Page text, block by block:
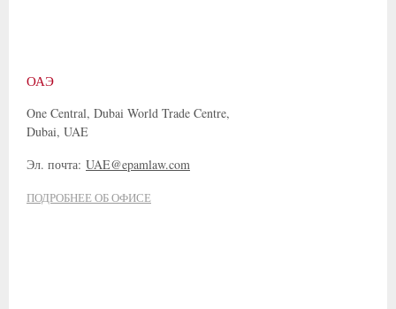
ОАЭ
One Central, Dubai World Trade Centre,
Dubai, UAE
Эл. почта: UAE@epamlaw.com
ПОДРОБНЕЕ ОБ ОФИСЕ